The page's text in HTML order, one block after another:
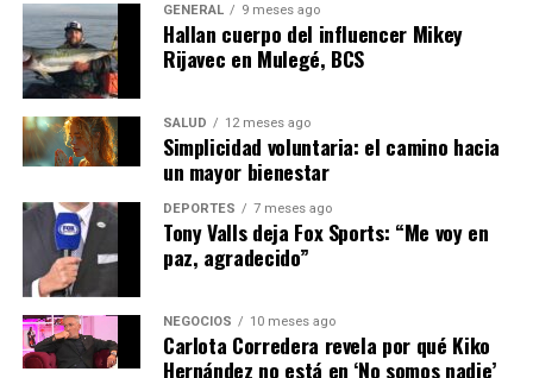
NOTICIAS RELACIONADAS:
SIGUIENTE
La Innovación Tecnológica en América Latina: Un Nuevo
Horizonte
ANTERIOR
La Innovación Tecnológica en la Educación: Un Futuro
Prometedor
Editorial
GENERAL 9 meses ago
Hallan cuerpo del influencer Mikey
Rijavec en Mulegé, BCS
SALUD 12 meses ago
Simplicidad voluntaria: el camino hacia
un mayor bienestar
DEPORTES 7 meses ago
Tony Valls deja Fox Sports: “Me voy en
paz, agradecido”
NEGOCIOS 10 meses ago
Carlota Corredera revela por qué Kiko
Hernández no está en ‘No somos nadie’